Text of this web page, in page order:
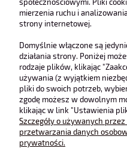
Skład: 95% bawełna 5% elastan
XS
Pas
62 cm
Długość zew.
44 cm
Ubrania mierzone są na
do 10 cm.
mierzenia ruchu i
strony internetowej.
Domyślnie włączone są
działania strony. Poniżej
rodzaje plików, klikając
używania (z wyjątkiem
pliki do swoich potrzeb,
zgodę możesz w dowolnym
klikając w link "Ustawienia
Szczegóły o używanych
przetwarzania danych
prywatności.